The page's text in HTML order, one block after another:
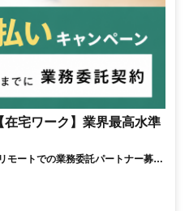
宅ワーク】業界最高水準
モートでの業務委託パートナー募